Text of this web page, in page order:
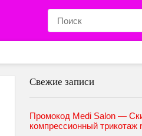
Свежие записи
Промокод Medi Salon —
компрессионный трикотаж